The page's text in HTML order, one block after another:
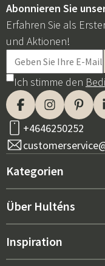
Abonnieren Sie
Erfahren Sie als
und Aktionen!
Ich stimme den
+4646250252
Kategorien
Neu bei uns
Innenausstattung
Über Hulténs
Über Hulténs
Inspiration